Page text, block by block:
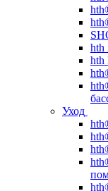
hth
hth
Уход